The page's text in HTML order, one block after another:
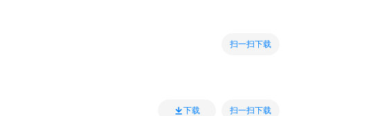
扫一扫下载
下载 扫一扫下载